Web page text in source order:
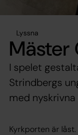
Lyssna
Mäster
I spelet
Strindbergs
med
Kyrkporten är